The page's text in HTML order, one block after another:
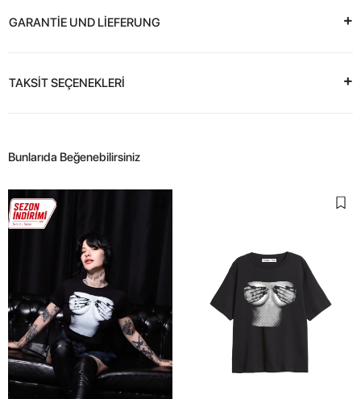
GARANTİE UND LİEFERUNG
TAKSİT SEÇENEKLERİ
Bunlarıda Beğenebilirsiniz